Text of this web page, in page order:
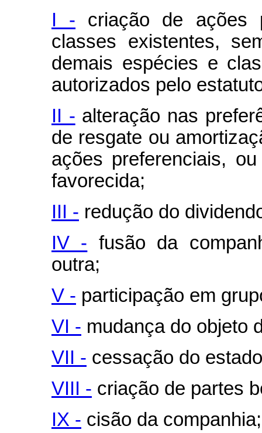
I - criação de ações
classes existentes,
demais espécies e
autorizados pelo
II - alteração nas
de resgate ou
ações preferenciais,
favorecida;
III - redução do
IV - fusão da
outra;
V - participação em
VI - mudança do objeto
VII - cessação do
VIII - criação de partes
IX - cisão da companhia;